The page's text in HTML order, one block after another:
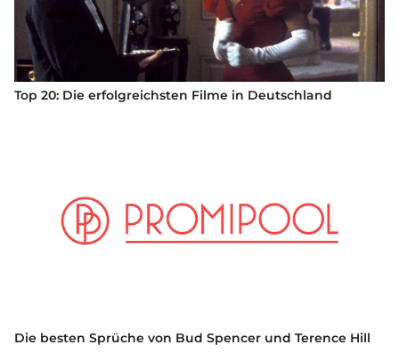
Top 20: Die erfolgreichsten Filme in Deutschland
Die besten Sprüche von Bud Spencer und Terence Hill